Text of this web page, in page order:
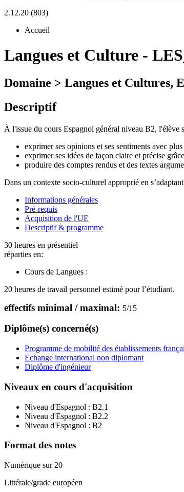
2.12.20 (803)
Accueil
Langues et Culture -
Domaine > Langues et Cultures,
Descriptif
À l'issue du cours Espagnol général niveau B2, l'élève
exprimer ses opinions et ses sentiments avec
exprimer ses idées de façon claire et précise
produire des comptes rendus et des textes
Dans un contexte socio-culturel approprié en
Informations générales
Pré-requis
Acquisition de l'UE
Descriptif & programme
30 heures en présentiel
réparties en:
Cours de Langues :
20 heures de travail personnel estimé pour l’étudiant.
effectifs minimal / maximal: 5/15
Diplôme(s) concerné(s)
Programme de mobilité des établissements
Echange international non diplomant
Diplôme d'ingénieur
Niveaux en cours d'acquisition
Niveau d'Espagnol : B2.1
Niveau d'Espagnol : B2.2
Niveau d'Espagnol : B2
Format des notes
Numérique sur 20
Littérale/grade européen